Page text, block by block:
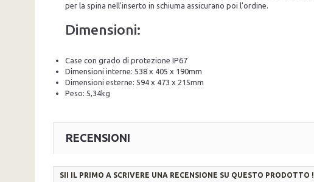
per la spina nell'inserto in schiuma assicurano poi l'ordine.
Dimensioni:
Case con grado di protezione IP67
Dimensioni interne: 538 x 405 x 190mm
Dimensioni esterne: 594 x 473 x 215mm
Peso: 5,34kg
RECENSIONI
SII IL PRIMO A SCRIVERE UNA RECENSIONE SU QUESTO PRODOTTO !